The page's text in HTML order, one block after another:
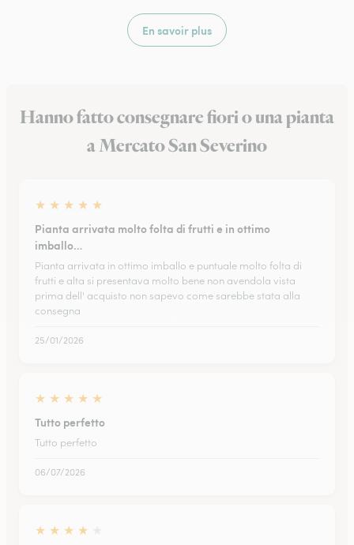
En savoir plus
Hanno fatto consegnare fiori o una pianta
a Mercato San Severino
★ ★ ★ ★ ★
Pianta arrivata molto folta di frutti e in ottimo
imballo…
Pianta arrivata in ottimo imballo e puntuale molto folta di
frutti e alta si presentava molto bene non avendola vista
prima dell' acquisto non sapevo come sarebbe stata alla
consegna
25/01/2026
★ ★ ★ ★ ★
Tutto perfetto
Tutto perfetto
06/07/2026
★ ★ ★ ★